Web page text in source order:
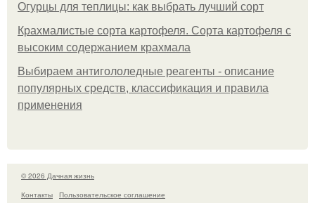
Огурцы для теплицы: как выбрать лучший сорт
Крахмалистые сорта картофеля. Сорта картофеля с
высоким содержанием крахмала
Выбираем антигололедные реагенты - описание
популярных средств, классификация и правила
применения
© 2026 Дачная жизнь
Контакты
Пользовательское соглашение